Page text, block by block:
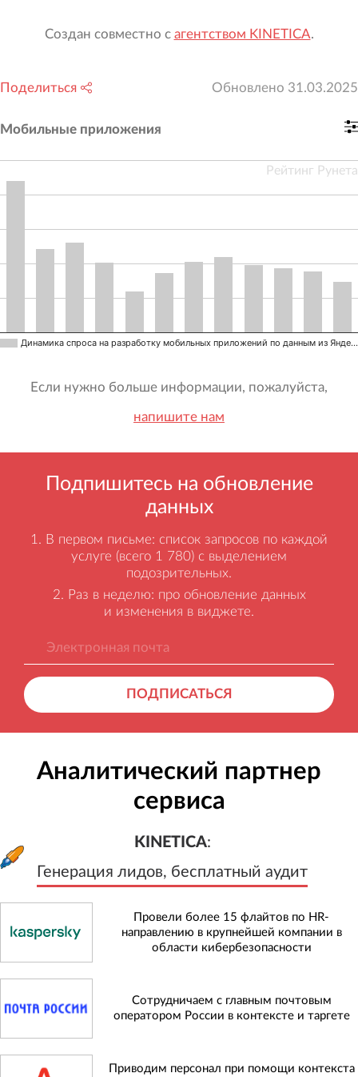
Создан совместно с агентством KINETICA.
Поделиться Обновлено 31.03.2025
Мобильные приложения
Динамика спроса на разработку мобильных приложений по данным из Янде…
Рейтинг Рунета
Если нужно больше информации, пожалуйста,
напишите нам
Подпишитесь на обновление
данных
В первом письме: список запросов по каждой
услуге (всего 1 780) с выделением
подозрительных.
Раз в неделю: про обновление данных
и изменения в виджете.
ПОДПИСАТЬСЯ
Аналитический партнер
сервиса
KINETICA:
Генерация лидов, бесплатный аудит
Генерация лидов, бесплатный
Провели более 15 флайтов по HR-
направлению в крупнейшей компании в
области кибербезопасности
Сотрудничаем с главным почтовым
оператором России в контексте и таргете
Приводим персонал при помощи контекста